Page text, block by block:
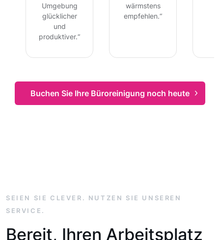
Umgebung
glücklicher
und
produktiver.“
wärmstens
empfehlen.“
Buchen Sie Ihre Büroreinigung noch heute
SEIEN SIE CLEVER. NUTZEN SIE UNSEREN
SERVICE.
Bereit, Ihren Arbeitsplatz